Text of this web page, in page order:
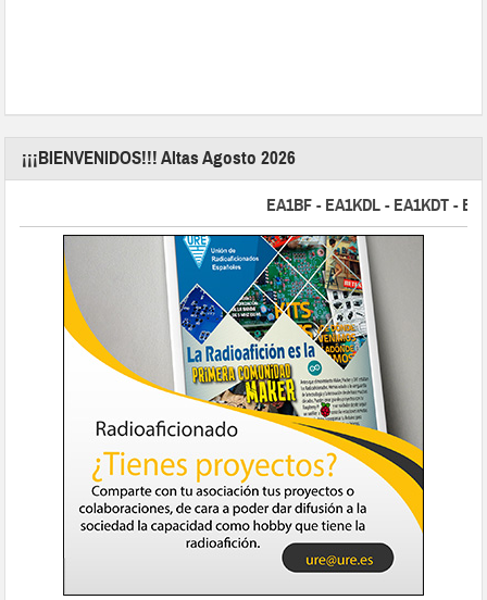
¡¡¡BIENVENIDOS!!! Altas Agosto 2026
EA1BF - EA1KDL - EA1KDT -